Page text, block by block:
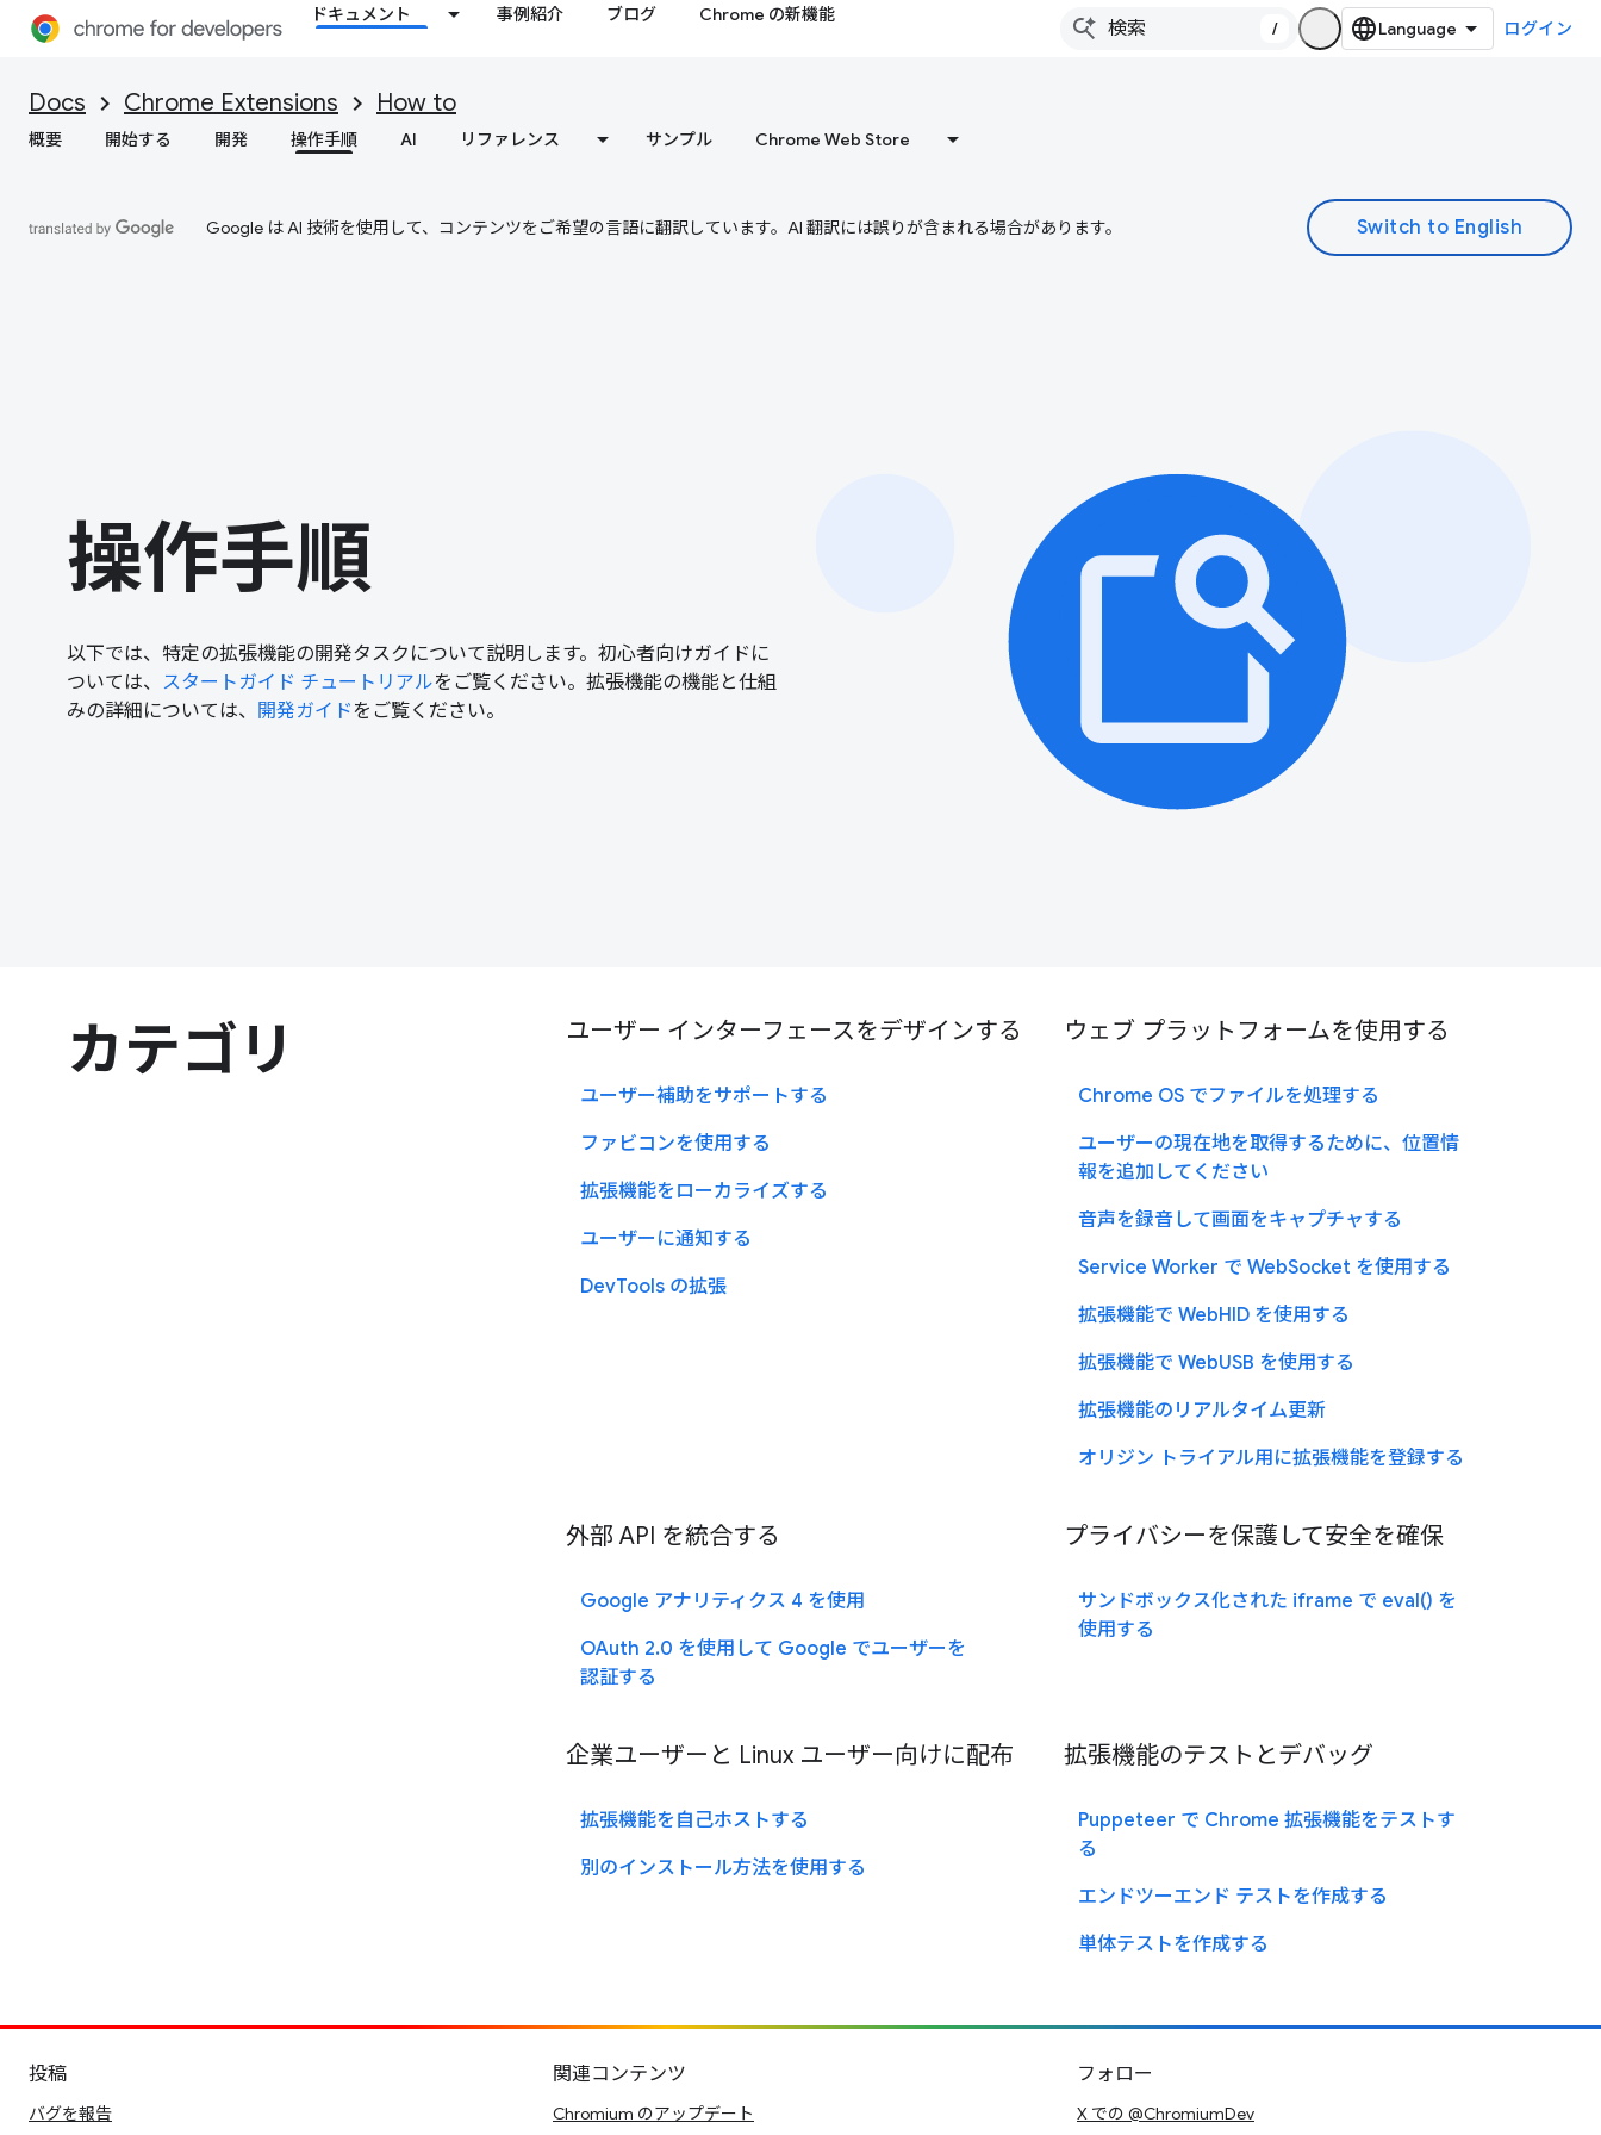
ドキュメント 事例紹介 ブログ Chrome の新機能
/ ログイン
Docs Chrome Extensions How to
概要 開始する 開発 操作手順 AI リファレンス サンプル Chrome Web Store
Google は AI 技術を使用して、コンテンツをご希望の言語に翻訳しています。AI 翻訳には誤りが含まれる場合があります。
操作手順
以下では、特定の拡張機能の開発タスクについて説明します。初心者向けガイドに
ついては、 スタートガイド チュートリアルをご覧ください。拡張機能の機能と仕組
みの詳細については、 開発ガイドをご覧ください。
カテゴリ ユーザー インターフェースをデザインする
ユーザー補助をサポートする
ファビコンを使用する
拡張機能をローカライズする
ユーザーに通知する
DevTools の拡張
ウェブ プラットフォームを使用する
Chrome OS でファイルを処理する
ユーザーの現在地を取得するために、位置情
報を追加してください
音声を録音して画面をキャプチャする
Service Worker で WebSocket を使用する
拡張機能で WebHID を使用する
拡張機能で WebUSB を使用する
拡張機能のリアルタイム更新
オリジン トライアル用に拡張機能を登録する
外部 API を統合する
Google アナリティクス 4 を使用
OAuth 2.0 を使用して Google でユーザーを
認証する
プライバシーを保護して安全を確保
サンドボックス化された iframe で eval() を
使用する
企業ユーザーと Linux ユーザー向けに配布
拡張機能を自己ホストする
別のインストール方法を使用する
拡張機能のテストとデバッグ
Puppeteer で Chrome 拡張機能をテストす
る
エンドツーエンド テストを作成する
単体テストを作成する
投稿
バグを報告
関連コンテンツ
Chromium のアップデート
フォロー
X での @ChromiumDev